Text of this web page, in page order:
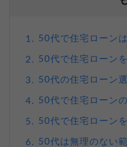
1. 50代で住宅ローン
2. 50代で住宅ローン
3. 50代の住宅ローン
4. 50代で住宅ローン
5. 50代で住宅ローン
6. 50代は無理のない